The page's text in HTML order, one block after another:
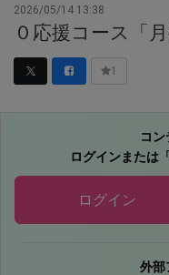
2026/05/14 13:38
０応援コース「
1
コ
ログインまたは
ログイン
外部